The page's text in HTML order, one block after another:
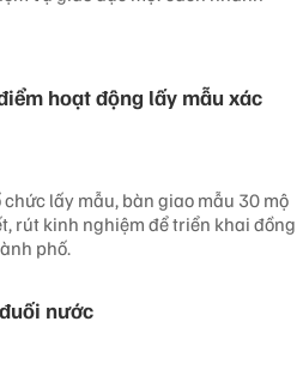
hoạt động lấy mẫu xác
lấy mẫu, bàn giao mẫu 30 mộ
rút kinh nghiệm để triển khai đồng
phố.
nước